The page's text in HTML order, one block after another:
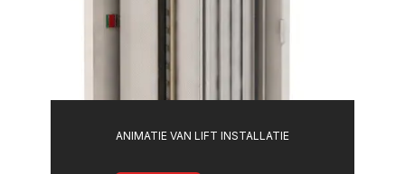
ANIMATIE VAN LIFT INSTALLATIE